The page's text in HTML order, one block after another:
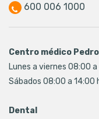
600 006 1000
Centro médico
Lunes a viernes 08:00
Sábados 08:00 a 14:00
Dental